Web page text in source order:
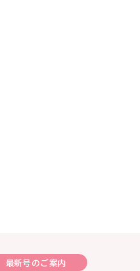
最新号のご案内